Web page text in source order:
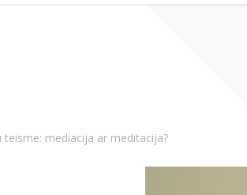
teisme: mediacija ar meditacija?